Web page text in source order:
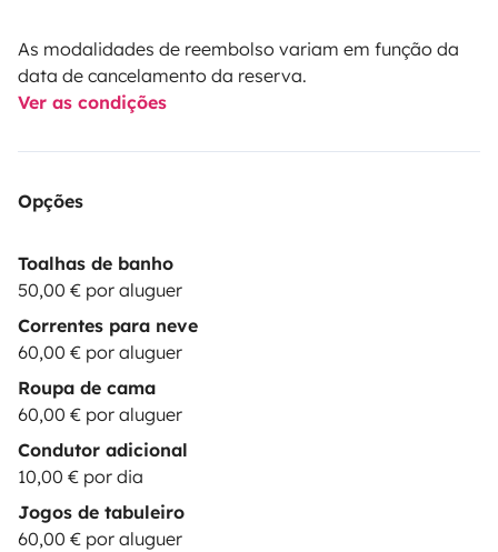
As modalidades de reembolso variam em função da
data de cancelamento da reserva.
Ver as condições
Opções
Toalhas de banho
50,00 € por aluguer
Correntes para neve
60,00 € por aluguer
Roupa de cama
60,00 € por aluguer
Condutor adicional
10,00 € por dia
Jogos de tabuleiro
60,00 € por aluguer